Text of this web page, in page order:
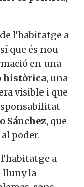
l’habitatge a
que és nou
en una
històrica, una
visible i que
Sánchez, que
poder.
a
lluny la